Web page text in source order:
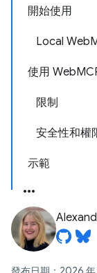
開始使用
Local
使用
限制
安全性和權
示範